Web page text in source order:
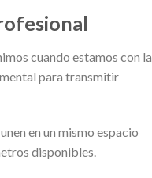
cuando estamos con la
para transmitir
en un mismo espacio
disponibles.